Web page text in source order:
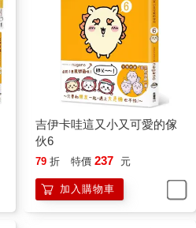
吉伊卡哇這又小又可愛的傢
伙6
79 折 特價 237 元
加入購物車